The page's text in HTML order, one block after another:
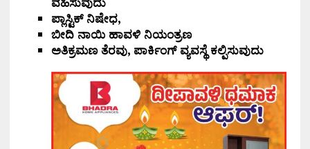
ಪ್ಲಾಸ್ಟಿಕ್ ನಿಷೇಧ,
ಬೀದಿ ನಾಯಿ ಹಾವಳಿ ನಿಯಂತ್ರಣ
ಅತಿಕ್ರಮಣ ತೆರವು, ಪಾರ್ಕಿಂಗ್ ವ್ಯವಸ್ಥೆ ಕಲ್ಪಿಸುವುದು